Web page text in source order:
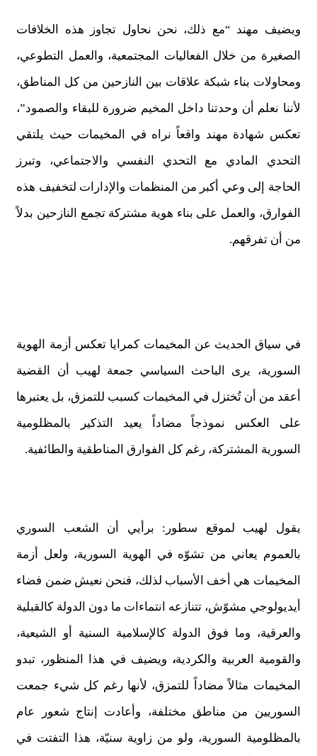
ويضيف مهند “مع ذلك، نحن نحاول تجاوز هذه الخلافات
الصغيرة من خلال الفعاليات المجتمعية، والعمل التطوعي،
ومحاولات بناء شبكة علاقات بين النازحين من كل المناطق،
لأننا نعلم أن وحدتنا داخل المخيم ضرورة للبقاء والصمود”،
تعكس شهادة مهند واقعاً نراه في المخيمات حيث يلتقي
التحدي المادي مع التحدي النفسي والاجتماعي، وتبرز
الحاجة إلى وعي أكبر من المنظمات والإدارات لتخفيف هذه
الفوارق، والعمل على بناء هوية مشتركة تجمع النازحين بدلاً
من أن تفرقهم.
في سياق الحديث عن المخيمات كمرايا تعكس أزمة الهوية
السورية، يرى الباحث السياسي جمعة لهيب أن القضية
أعقد من أن تُختزل في المخيمات كسبب للتمزق، بل يعتبرها
على العكس نموذجاً مضاداً يعيد التذكير بالمظلومية
السورية المشتركة، رغم كل الفوارق المناطقية والطائفية.
يقول لهيب لموقع سطور: برأيي أن الشعب السوري
بالعموم يعاني من تشوّه في الهوية السورية، ولعل أزمة
المخيمات هي أخف الأسباب لذلك، فنحن نعيش ضمن فضاء
أيديولوجي مشوّش، تتنازعه انتماءات ما دون الدولة كالقبلية
والعرقية، وما فوق الدولة كالإسلامية السنية أو الشيعية،
والقومية العربية والكردية، ويضيف في هذا المنظور، تبدو
المخيمات مثالاً مضاداً للتمزق، لأنها رغم كل شيء جمعت
السوريين من مناطق مختلفة، وأعادت إنتاج شعور عام
بالمظلومية السورية، ولو من زاوية سنيّة، هذا التفتت في